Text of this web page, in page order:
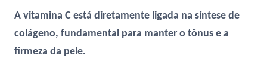
A vitamina C está diretamente ligada na síntese de
colágeno, fundamental para manter o tônus e a
firmeza da pele.